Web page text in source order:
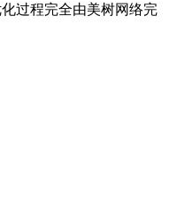
过程完全由美树网络完